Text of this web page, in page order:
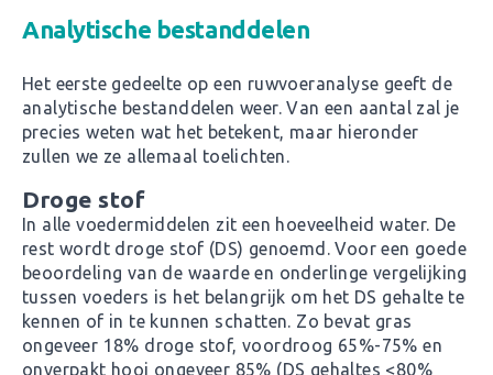
Analytische bestanddelen
Het eerste gedeelte op een ruwvoeranalyse geeft de
analytische bestanddelen weer. Van een aantal zal je
precies weten wat het betekent, maar hieronder
zullen we ze allemaal toelichten.
Droge stof
In alle voedermiddelen zit een hoeveelheid water. De
rest wordt droge stof (DS) genoemd. Voor een goede
beoordeling van de waarde en onderlinge vergelijking
tussen voeders is het belangrijk om het DS gehalte te
kennen of in te kunnen schatten. Zo bevat gras
ongeveer 18% droge stof, voordroog 65%-75% en
onverpakt hooi ongeveer 85% (DS gehaltes <80%